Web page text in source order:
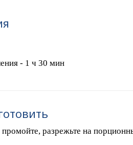
- 1 ч 30 мин
разрежьте на